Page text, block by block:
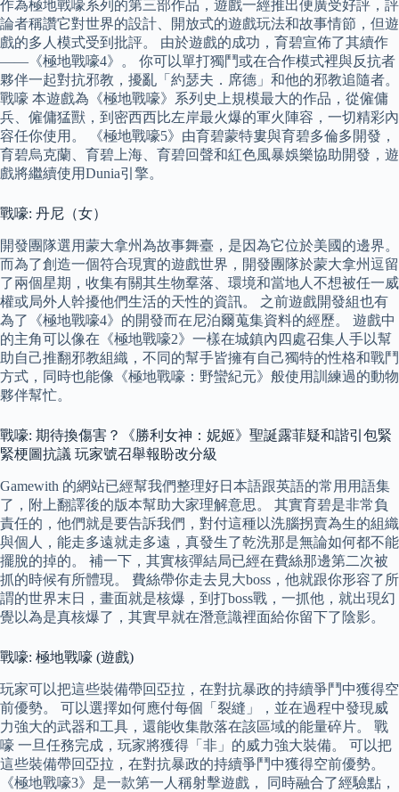
作為極地戰嚎系列的第三部作品，遊戲一經推出便廣受好評，評
論者稱讚它對世界的設計、開放式的遊戲玩法和故事情節，但遊
戲的多人模式受到批評。 由於遊戲的成功，育碧宣佈了其續作
——《極地戰嚎4》。 你可以單打獨鬥或在合作模式裡與反抗者
夥伴一起對抗邪教，擾亂「約瑟夫．席德」和他的邪教追隨者。
戰嚎 本遊戲為《極地戰嚎》系列史上規模最大的作品，從僱傭
兵、僱傭猛獸，到密西西比左岸最火爆的軍火陣容，一切精彩內
容任你使用。 《極地戰嚎5》由育碧蒙特婁與育碧多倫多開發，
育碧烏克蘭、育碧上海、育碧回聲和紅色風暴娛樂協助開發，遊
戲將繼續使用Dunia引擎。
戰嚎: 丹尼（女）
開發團隊選用蒙大拿州為故事舞臺，是因為它位於美國的邊界。
而為了創造一個符合現實的遊戲世界，開發團隊於蒙大拿州逗留
了兩個星期，收集有關其生物羣落、環境和當地人不想被任一威
權或局外人幹擾他們生活的天性的資訊。 之前遊戲開發組也有
為了《極地戰嚎4》的開發而在尼泊爾蒐集資料的經歷。 遊戲中
的主角可以像在《極地戰嚎2》一樣在城鎮內四處召集人手以幫
助自己推翻邪教組織，不同的幫手皆擁有自己獨特的性格和戰鬥
方式，同時也能像《極地戰嚎：野蠻紀元》般使用訓練過的動物
夥伴幫忙。
戰嚎: 期待換傷害？《勝利女神：妮姬》聖誕露菲疑和諧引包緊
緊梗圖抗議 玩家號召舉報盼改分級
Gamewith 的網站已經幫我們整理好日本語跟英語的常用用語集
了，附上翻譯後的版本幫助大家理解意思。 其實育碧是非常負
責任的，他們就是要告訴我們，對付這種以洗腦拐賣為生的組織
與個人，能走多遠就走多遠，真發生了乾洗那是無論如何都不能
擺脫的掉的。 補一下，其實核彈結局已經在費絲那邊第二次被
抓的時候有所體現。 費絲帶你走去見大boss，他就跟你形容了所
謂的世界末日，畫面就是核爆，到打boss戰，一抓他，就出現幻
覺以為是真核爆了，其實早就在潛意識裡面給你留下了陰影。
戰嚎: 極地戰嚎 (遊戲)
玩家可以把這些裝備帶回亞拉，在對抗暴政的持續爭鬥中獲得空
前優勢。 可以選擇如何應付每個「裂縫」，並在過程中發現威
力強大的武器和工具，還能收集散落在該區域的能量碎片。 戰
嚎 一旦任務完成，玩家將獲得「非」的威力強大裝備。 可以把
這些裝備帶回亞拉，在對抗暴政的持續爭鬥中獲得空前優勢。
《極地戰嚎3》是一款第一人稱射擊遊戲， 同時融合了經驗點，